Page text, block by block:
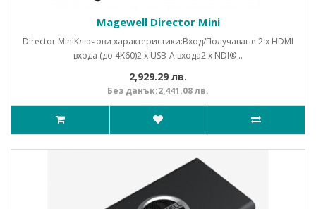
Magewell Director Mini
Director MiniКлючови характеристики:Вход/Получаване:2 x HDMI
входа (до 4K60)2 x USB-A входа2 x NDI® ..
2,929.29 лв.
Без данък:2,441.08 лв.